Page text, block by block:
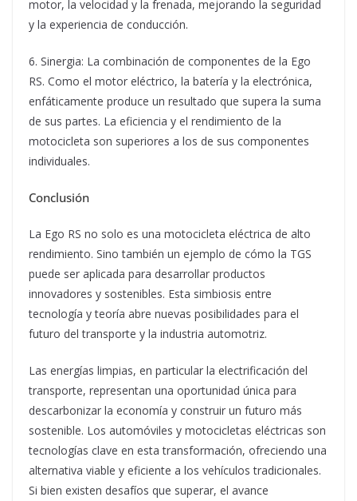
motor, la velocidad y la frenada, mejorando la seguridad
y la experiencia de conducción.
6. Sinergia: La combinación de componentes de la Ego
RS. Como el motor eléctrico, la batería y la electrónica,
enfáticamente produce un resultado que supera la suma
de sus partes. La eficiencia y el rendimiento de la
motocicleta son superiores a los de sus componentes
individuales.
Conclusión
La Ego RS no solo es una motocicleta eléctrica de alto
rendimiento. Sino también un ejemplo de cómo la TGS
puede ser aplicada para desarrollar productos
innovadores y sostenibles. Esta simbiosis entre
tecnología y teoría abre nuevas posibilidades para el
futuro del transporte y la industria automotriz.
Las energías limpias, en particular la electrificación del
transporte, representan una oportunidad única para
descarbonizar la economía y construir un futuro más
sostenible. Los automóviles y motocicletas eléctricas son
tecnologías clave en esta transformación, ofreciendo una
alternativa viable y eficiente a los vehículos tradicionales.
Si bien existen desafíos que superar, el avance